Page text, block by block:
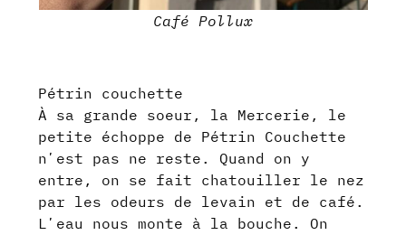
Café Pollux
Pétrin couchette
À sa grande soeur, la Mercerie, le
petite échoppe de Pétrin Couchette
nʼest pas ne reste. Quand on y
entre, on se fait chatouiller le nez
par les odeurs de levain et de café.
Lʼeau nous monte à la bouche. On